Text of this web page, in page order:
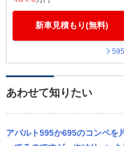
新車見積もり(無料)
あわせて知りたい
アバルト595か695のコンペを